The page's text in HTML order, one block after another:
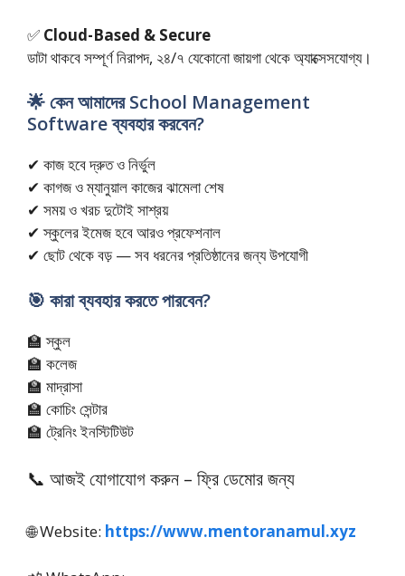
✅ Cloud-Based & Secure
ডাটা থাকবে সম্পূর্ণ নিরাপদ, ২৪/৭ যেকোনো জায়গা থেকে অ্যাক্সেসযোগ্য।
🌟 কেন আমাদের School Management
Software ব্যবহার করবেন?
✔ কাজ হবে দ্রুত ও নির্ভুল
✔ কাগজ ও ম্যানুয়াল কাজের ঝামেলা শেষ
✔ সময় ও খরচ দুটোই সাশ্রয়
✔ স্কুলের ইমেজ হবে আরও প্রফেশনাল
✔ ছোট থেকে বড় — সব ধরনের প্রতিষ্ঠানের জন্য উপযোগী
🎯 কারা ব্যবহার করতে পারবেন?
🏫 স্কুল
🏫 কলেজ
🏫 মাদ্রাসা
🏫 কোচিং সেন্টার
🏫 ট্রেনিং ইনস্টিটিউট
📞 আজই যোগাযোগ করুন – ফ্রি ডেমোর জন্য
🌐 Website: https://www.mentoranamul.xyz